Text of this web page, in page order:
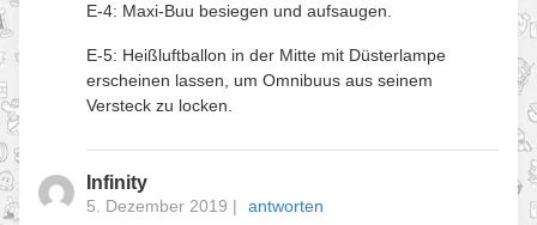
E-4: Maxi-Buu besiegen und aufsaugen.
E-5: Heißluftballon in der Mitte mit Düsterlampe
erscheinen lassen, um Omnibuus aus seinem
Versteck zu locken.
Infinity
5. Dezember 2019 |
antworten